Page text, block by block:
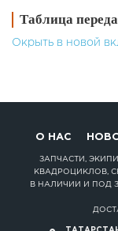
Таблица
Окрыть в новой
О НАС
ЗАПЧАСТИ,
КВАДРОЦИКЛОВ,
В НАЛИЧИИ И ПОД